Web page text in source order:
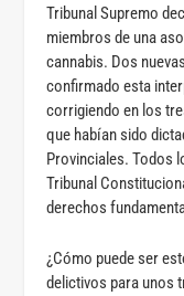
Tribunal Supremo
miembros de una
cannabis. Dos
confirmado esta
corrigiendo en los
que habían sido
Provinciales. Todos
Tribunal
derechos
¿Cómo puede ser
delictivos para unos